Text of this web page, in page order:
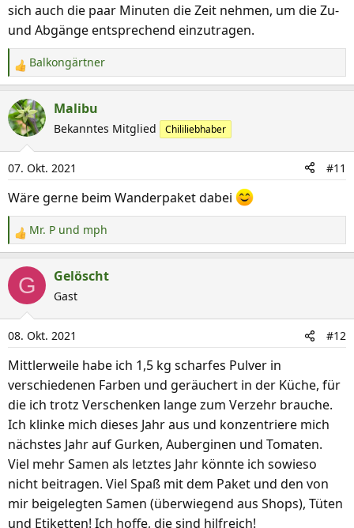
sich auch die paar Minuten die Zeit nehmen, um die Zu-
und Abgänge entsprechend einzutragen.
R
e
a
k
t
i
o
n
:
Balkongärtner
Malibu
Bekanntes Mitglied Chililiebhaber
07. Okt. 2021 #11
Wäre gerne beim Wanderpaket dabei
R
e
a
t
i
o
n
n
:
Mr. P und mph
G Gelöscht
Gast
08. Okt. 2021 #12
Mittlerweile habe ich 1,5 kg scharfes Pulver in
verschiedenen Farben und geräuchert in der Küche, für
die ich trotz Verschenken lange zum Verzehr brauche.
Ich klinke mich dieses Jahr aus und konzentriere mich
nächstes Jahr auf Gurken, Auberginen und Tomaten.
Viel mehr Samen als letztes Jahr könnte ich sowieso
nicht beitragen. Viel Spaß mit dem Paket und den von
mir beigelegten Samen (überwiegend aus Shops), Tüten
und Etiketten! Ich hoffe, die sind hilfreich!